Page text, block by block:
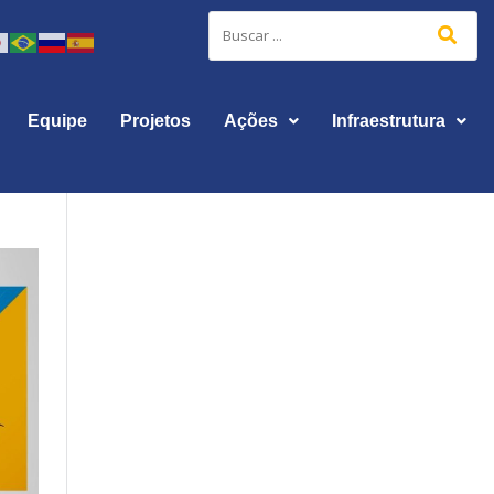
Equipe Projetos Ações Infraestrutura